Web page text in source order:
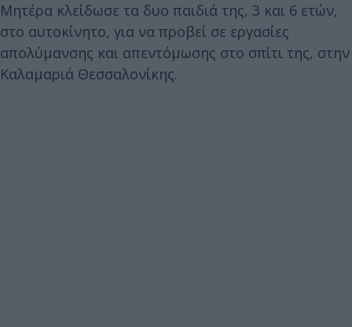
Μητέρα κλείδωσε τα δυο παιδιά της, 3 και 6 ετών,
στο αυτοκίνητο, για να προβεί σε εργασίες
απολύμανσης και απεντόμωσης στο σπίτι της, στην
Καλαμαριά Θεσσαλονίκης.